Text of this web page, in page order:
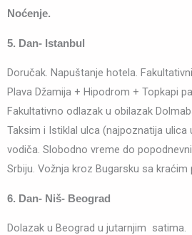
Noćenje.
5. Dan- Istanbul
Doručak. Napuštanje hotela.
Plava Džamija + Hipodrom + Topkapi
Fakultativno odlazak u obilazak
Taksim i Istiklal ulca (najpoznatija ulica
vodiča. Slobodno vreme do
Srbiju. Vožnja kroz Bugarsku sa
6. Dan- Niš- Beograd
Dolazak u Beograd u jutarnjim satima.